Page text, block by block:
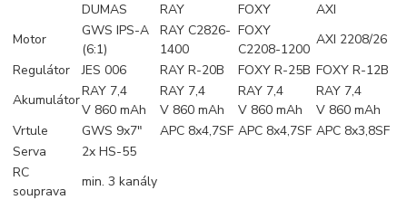
DUMAS
RAY FOXY
AXI
Motor
GWS IPS-A
(6:1)
RAY C2826-
1400
FOXY
C2208-1200
AXI 2208/26
Regulátor
JES 006 RAY R-20B FOXY R-25B FOXY R-12B
Akumulátor
RAY 7,4
V 860 mAh
RAY 7,4
V 860 mAh
RAY 7,4
V 860 mAh
RAY 7,4
V 860 mAh
Vrtule
GWS 9x7" APC 8x4,7SF APC 8x4,7SF APC 8x3,8SF
Serva
2x HS-55
RC
souprava
min. 3 kanály